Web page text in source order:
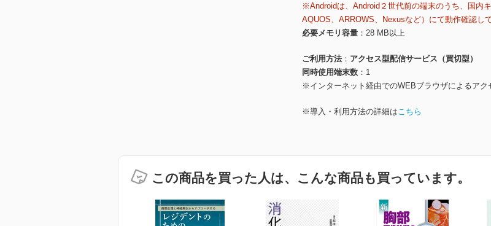
※Androidは、Android２世代前の端末のうち、国内
AQUOS、ARROWS、Nexusなど）にて動作確認し
必要メモリ容量
28 MB以上
ご利用方法
アクセス型配信サービス（買切型）
同時使用端末数
1
※インターネット経由でのWEBブラウザによるアク
※導入・利用方法の詳細はこちら
この商品を買った人は、こんな商品も買っています。